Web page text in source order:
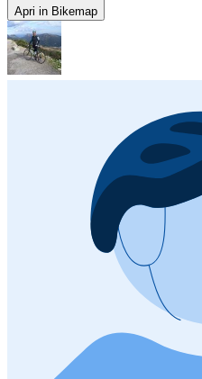
Apri in Bikemap